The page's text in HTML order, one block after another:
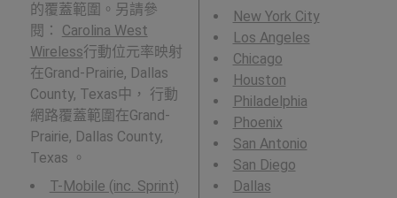
的覆蓋範圍。另請參
閱： Carolina West
Wireless行動位元率映射
在Grand-Prairie, Dallas
County, Texas中， 行動
網路覆蓋範圍在Grand-
Prairie, Dallas County,
Texas 。
T-Mobile (inc. Sprint)
New York City
Los Angeles
Chicago
Houston
Philadelphia
Phoenix
San Antonio
San Diego
Dallas